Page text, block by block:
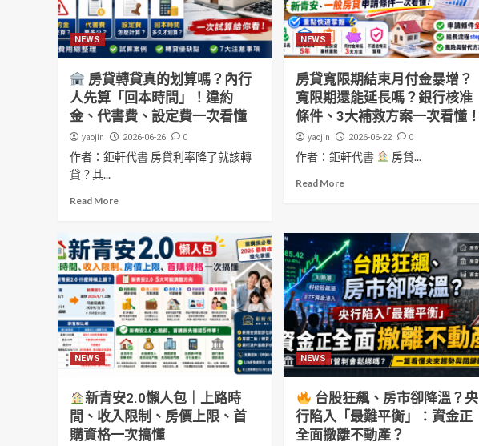
NEWS
房貸轉貸真的划算嗎？內行
人先算「回本時間」！違約
金、代書費、設定費一次看懂
yaojin 2026-06-26 0
作者：鉅軒代書 房貸利率降了就該轉
貸？其...
Read More
NEWS
房貸寬限期結束月付金暴增？
寬限期還能延長嗎？銀行核准
條件、3大補救方案一次看懂！
yaojin 2026-06-22 0
作者：鉅軒代書 房貸...
Read More
NEWS
新青安2.0懶人包｜上路時
間、收入限制、房價上限、首
購資格一次搞懂
NEWS
台股狂飆、房市卻降溫？央
行陷入「最難平衡」：資金正
全面撤離不動產？